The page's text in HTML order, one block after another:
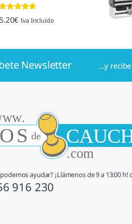
Valorado con
5.00de 5
5.20€ Iva Incluido
Newsletter ...y recibe
ayudar? ¡Llámenos de 9 a 13:00 h!
916 230